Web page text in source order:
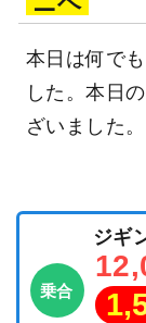
本日は何で
した。本日
ざいました。
乗合
ジギ